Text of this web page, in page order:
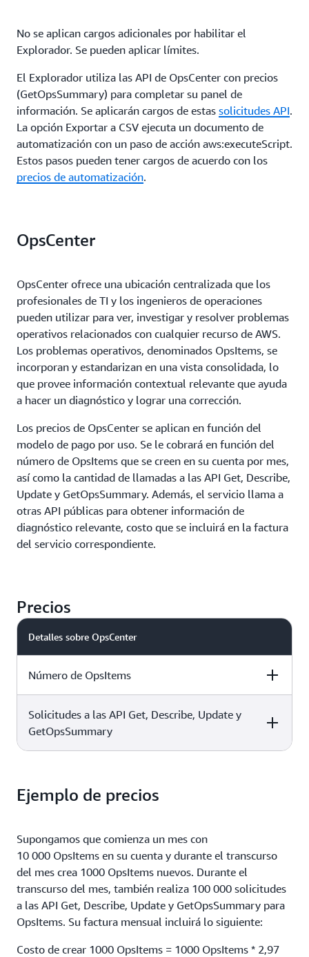
No se aplican cargos adicionales por habilitar el
Explorador. Se pueden aplicar límites.
El Explorador utiliza las API de OpsCenter con precios
(GetOpsSummary) para completar su panel de
información. Se aplicarán cargos de estas solicitudes API.
La opción Exportar a CSV ejecuta un documento de
automatización con un paso de acción aws:executeScript.
Estos pasos pueden tener cargos de acuerdo con los
precios de automatización.
OpsCenter
OpsCenter ofrece una ubicación centralizada que los
profesionales de TI y los ingenieros de operaciones
pueden utilizar para ver, investigar y resolver problemas
operativos relacionados con cualquier recurso de AWS.
Los problemas operativos, denominados OpsItems, se
incorporan y estandarizan en una vista consolidada, lo
que provee información contextual relevante que ayuda
a hacer un diagnóstico y lograr una corrección.
Los precios de OpsCenter se aplican en función del
modelo de pago por uso. Se le cobrará en función del
número de OpsItems que se creen en su cuenta por mes,
así como la cantidad de llamadas a las API Get, Describe,
Update y GetOpsSummary. Además, el servicio llama a
otras API públicas para obtener información de
diagnóstico relevante, costo que se incluirá en la factura
del servicio correspondiente.
Precios
Detalles sobre OpsCenter
Número de OpsItems
Precios
2,97 USD cada 1000 OpsItems
Solicitudes a las API Get, Describe, Update y
GetOpsSummary
0,039 USD cada 1000 solicitudes
Ejemplo de precios
Supongamos que comienza un mes con
10 000 OpsItems en su cuenta y durante el transcurso
del mes crea 1000 OpsItems nuevos. Durante el
transcurso del mes, también realiza 100 000 solicitudes
a las API Get, Describe, Update y GetOpsSummary para
OpsItems. Su factura mensual incluirá lo siguiente:
Costo de crear 1000 OpsItems = 1000 OpsItems * 2,97